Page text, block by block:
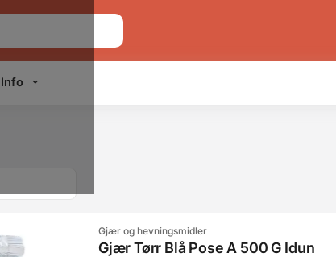
Info
Gjær og hevningsmidler
Gjær Tørr Blå Pose A 500 G Idun